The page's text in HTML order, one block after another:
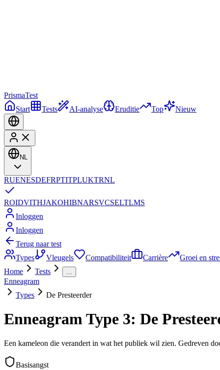
PrismaTest
Start
Tests AI-analyse Eruditie Top Nieuw
NL
RUENESDEFRPTITPLUKTRNL
ROIDVITHJAKOHIBNARSVCSELTLMS
Inloggen
Inloggen
Terug naar test
Types
Vleugels Compatibiliteit Carrière Groei en
Home
Tests ...
Enneagram
Types
De Presteerder
Enneagram Type 3: De
Een kameleon die verandert in wat het publiek wil zien. Gedreven
Basisangst